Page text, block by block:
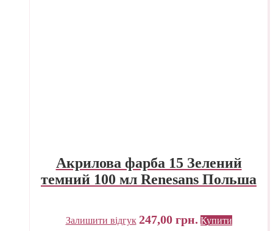
Акрилова фарба 15 Зелений
темний 100 мл Renesans Польша
Залишити відгук 247,00 грн. Купити